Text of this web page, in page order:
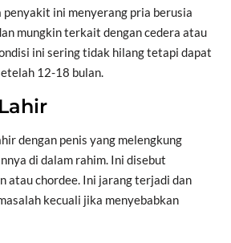
penyakit ini menyerang pria berusia
mungkin terkait dengan cedera atau
ini sering tidak hilang tetapi dapat
12-18 bulan.
dengan penis yang melengkung
di dalam rahim. Ini disebut
atau chordee. Ini jarang terjadi dan
kecuali jika menyebabkan